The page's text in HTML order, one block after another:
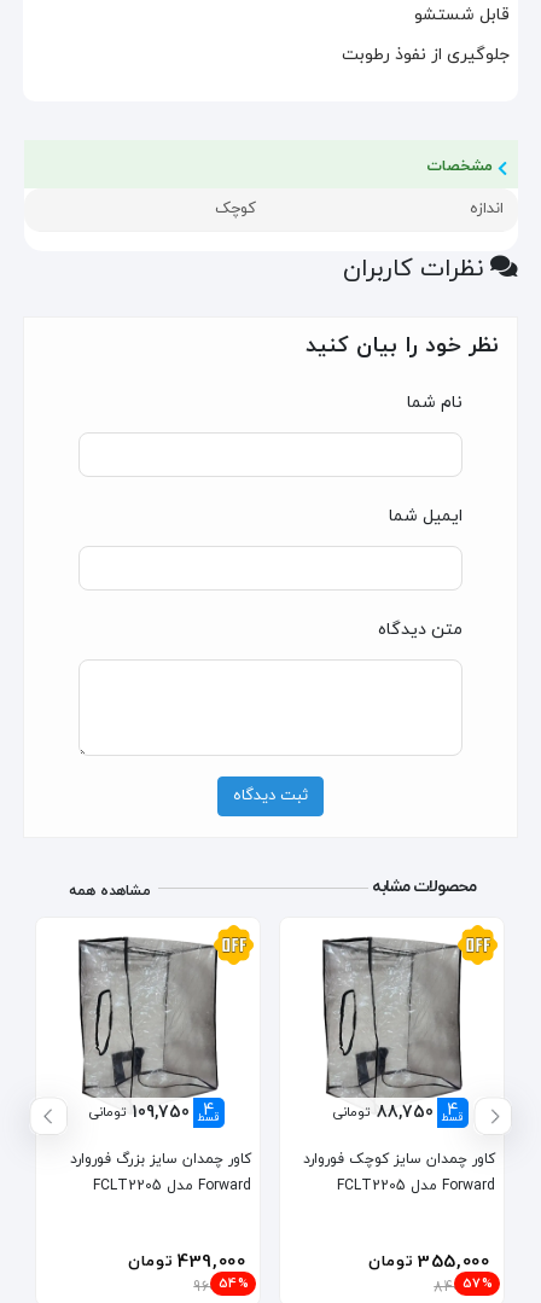
قابل شستشو
جلوگیری از نفوذ رطوبت
مشخصات
اندازه
کوچک
نظرات کاربران
نظر خود را بیان کنید
نام شما
ایمیل شما
متن دیدگاه
ثبت دیدگاه
مشاهده همه محصولات مشابه
4
قسط 109,750 تومانی
کاور چمدان سایز بزرگ فوروارد
Forward مدل FCLT2205
439,000 تومان
960,000
54%
4
قسط 88,750 تومانی
کاور چمدان سایز کوچک فوروارد
Forward مدل FCLT2205
355,000 تومان
840,000
57%